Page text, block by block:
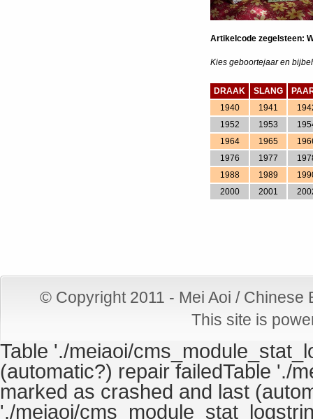
Artikelcode zegelsteen:
Kies geboortejaar en
DRAAK SLANG
1940
1941
1952
1953
1964
1965
1976
1977
1988
1989
2000
2001
© Copyright 2011 - Mei Aoi /
This site is
Table './meiaoi/
(automatic?) repair failedTable './
marked as crashed and last
'./meiaoi/